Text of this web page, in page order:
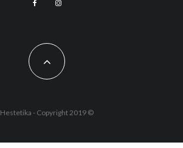
Hestetika - Copyright 2019 ©